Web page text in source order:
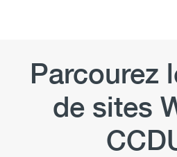
les
jeunes
verre
standard?
Parcourez
de sites